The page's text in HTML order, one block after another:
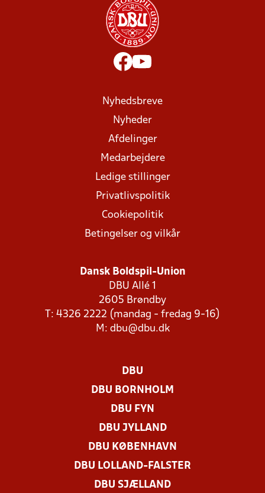
Nyhedsbreve
Nyheder
Afdelinger
Medarbejdere
Ledige stillinger
Privatlivspolitik
Cookiepolitik
Betingelser og vilkår
Dansk Boldspil-Union
DBU Allé 1
2605 Brøndby
T: 4326 2222 (mandag - fredag 9-16)
M: dbu@dbu.dk
DBU
DBU BORNHOLM
DBU FYN
DBU JYLLAND
DBU KØBENHAVN
DBU LOLLAND-FALSTER
DBU SJÆLLAND